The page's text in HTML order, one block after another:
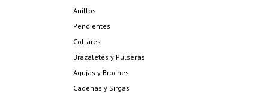
Anillos
Pendientes
Collares
Brazaletes y Pulseras
Agujas y Broches
Cadenas y Sirgas